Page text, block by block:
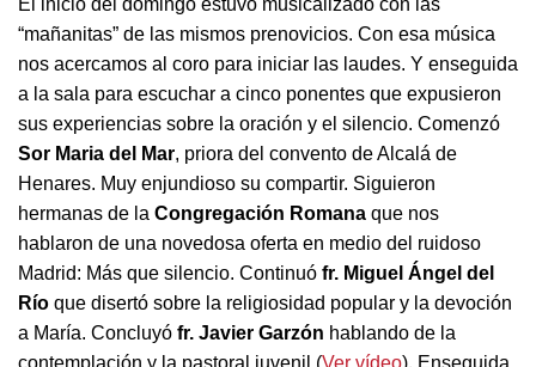
El inicio del domingo estuvo musicalizado con las
“mañanitas” de las mismos prenovicios. Con esa música
nos acercamos al coro para iniciar las laudes. Y enseguida
a la sala para escuchar a cinco ponentes que expusieron
sus experiencias sobre la oración y el silencio. Comenzó
Sor Maria del Mar, priora del convento de Alcalá de
Henares. Muy enjundioso su compartir. Siguieron
hermanas de la Congregación Romana que nos
hablaron de una novedosa oferta en medio del ruidoso
Madrid: Más que silencio. Continuó fr. Miguel Ángel del
Río que disertó sobre la religiosidad popular y la devoción
a María. Concluyó fr. Javier Garzón hablando de la
contemplación y la pastoral juvenil (Ver vídeo). Enseguida